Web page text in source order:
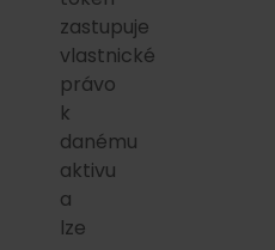
zastupuje
vlastnické
právo
k
danému
aktivu
a
lze